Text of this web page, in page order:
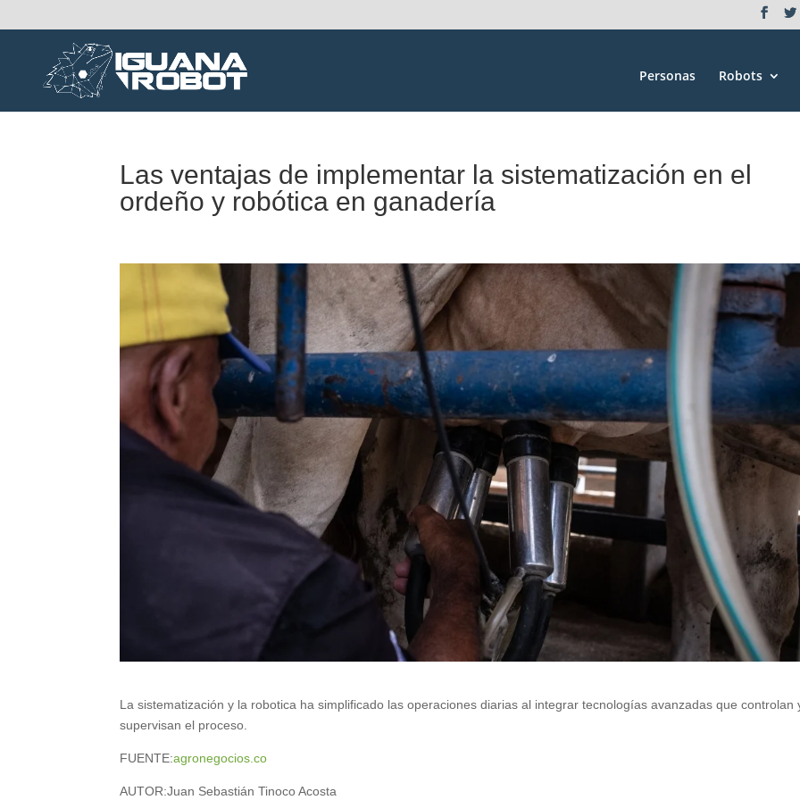
Personas Robots
Las ventajas de implementar la sistematización en el
ordeño y robótica en ganadería
La sistematización y la robotica ha simplificado las operaciones diarias al integrar tecnologías avanzadas que controlan
supervisan el proceso.
FUENTE:agronegocios.co
AUTOR:Juan Sebastián Tinoco Acosta